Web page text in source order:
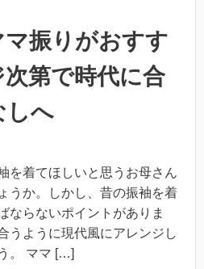
振りがおすす
第で時代に合
しへ
を着てほしいと思うお母さん
うか。しかし、昔の振袖を着
ならないポイントがありま
うように現代風にアレンジし
。 ママ […]